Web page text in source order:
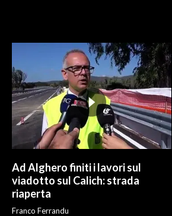
Ad Alghero finiti i lavori sul
viadotto sul Calich: strada
riaperta
Franco Ferrandu